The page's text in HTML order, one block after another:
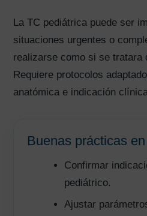
La TC pediátrica puede ser
situaciones urgentes o
realizarse como si se tratara
Requiere protocolos
anatómica e indicación
Buenas prácticas
Confirmar
pediátrico.
Ajustar